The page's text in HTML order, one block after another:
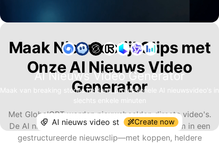
AI Nieuws Video Generator
Maak van breaking stories heldere, professionele AI nieuwsvideo's in
slechts enkele minuten
Create now
Maak Nieuwsstijl Clips met
Onze AI Nieuws Video
Generator
Met GlobalGPT worden nieuwsbeelden directe video's.
De AI nieuws video generator zet je prompt om in een
gestructureerde nieuwsclip—met koppen, heldere